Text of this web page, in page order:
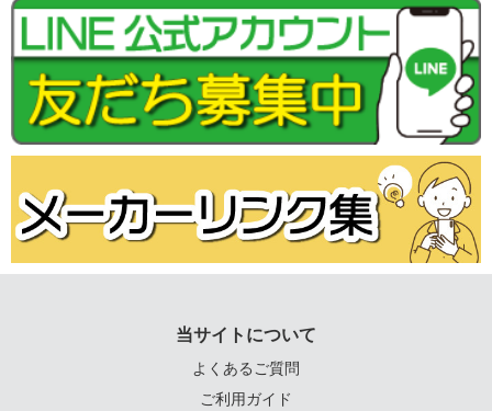
当サイトについて
よくあるご質問
ご利用ガイド